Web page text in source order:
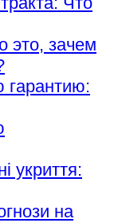
это, зачем
гарантию:
укриття:
на